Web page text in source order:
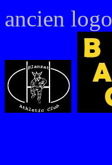
ancien logo